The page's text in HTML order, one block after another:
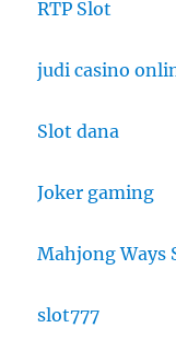
RTP Slot
judi casino
Slot dana
Joker gaming
Mahjong Ways
slot777